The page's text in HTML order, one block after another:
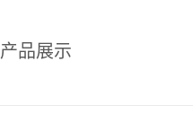
产品展示